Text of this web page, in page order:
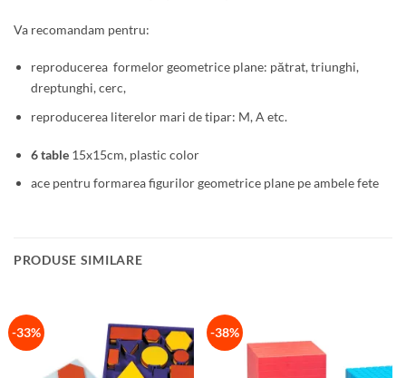
Va recomandam pentru:
reproducerea formelor geometrice plane: pătrat, triunghi,
dreptunghi, cerc,
reproducerea literelor mari de tipar: M, A etc.
6 table15x15cm, plastic color
ace pentru formarea figurilor geometrice plane pe ambele fete
PRODUSE SIMILARE
-33% -38%